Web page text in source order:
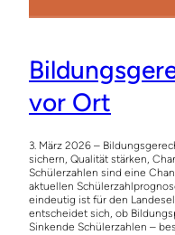
vor Ort
3. März 2026 –
sichern, Qualität stärken,
Schülerzahlen sind eine
aktuellen
eindeutig ist für den
entscheidet sich, ob
Sinkende Schülerzahlen –